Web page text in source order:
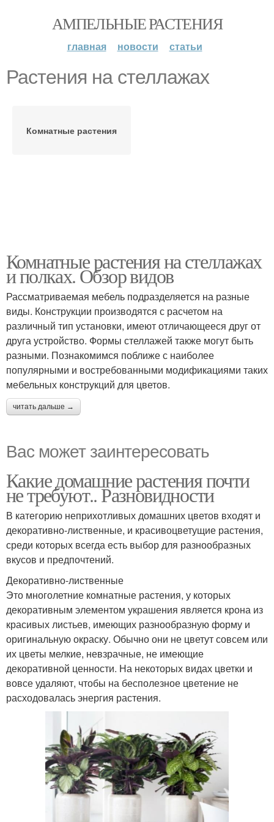
АМПЕЛЬНЫЕ РАСТЕНИЯ
главная новости статьи
Растения на стеллажах
Комнатные растения
Комнатные растения на стеллажах
и полках. Обзор видов
Рассматриваемая мебель подразделяется на разные
виды. Конструкции производятся с расчетом на
различный тип установки, имеют отличающееся друг от
друга устройство. Формы стеллажей также могут быть
разными. Познакомимся поближе с наиболее
популярными и востребованными модификациями таких
мебельных конструкций для цветов.
читать дальше →
Вас может заинтересовать
Какие домашние растения почти
не требуют.. Разновидности
В категорию неприхотливых домашних цветов входят и
декоративно-лиственные, и красивоцветущие растения,
среди которых всегда есть выбор для разнообразных
вкусов и предпочтений.
Декоративно-лиственные
Это многолетние комнатные растения, у которых
декоративным элементом украшения является крона из
красивых листьев, имеющих разнообразную форму и
оригинальную окраску. Обычно они не цветут совсем или
их цветы мелкие, невзрачные, не имеющие
декоративной ценности. На некоторых видах цветки и
вовсе удаляют, чтобы на бесполезное цветение не
расходовалась энергия растения.